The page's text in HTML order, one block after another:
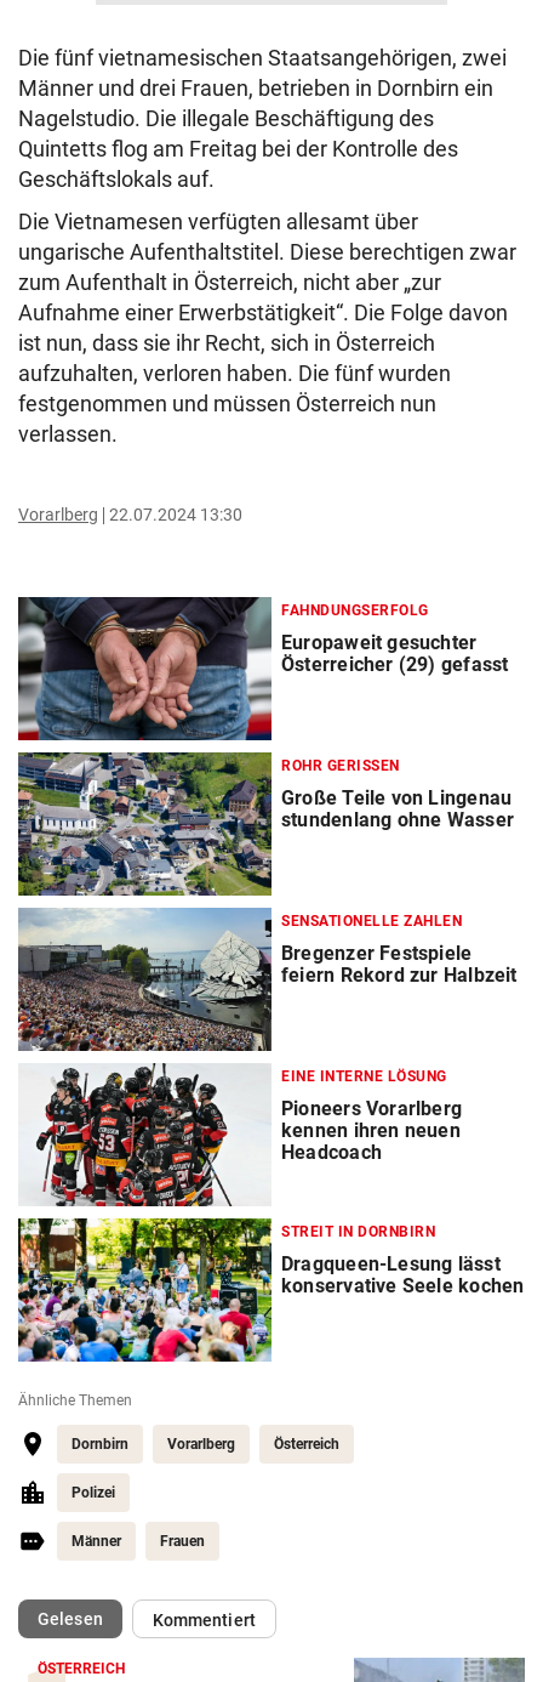
Die fünf vietnamesischen Staatsangehörigen, zwei
Männer und drei Frauen, betrieben in Dornbirn ein
Nagelstudio. Die illegale Beschäftigung des
Quintetts flog am Freitag bei der Kontrolle des
Geschäftslokals auf.
Die Vietnamesen verfügten allesamt über
ungarische Aufenthaltstitel. Diese berechtigen zwar
zum Aufenthalt in Österreich, nicht aber „zur
Aufnahme einer Erwerbstätigkeit“. Die Folge davon
ist nun, dass sie ihr Recht, sich in Österreich
aufzuhalten, verloren haben. Die fünf wurden
festgenommen und müssen Österreich nun
verlassen.
Vorarlberg 22.07.2024 13:30
FAHNDUNGSERFOLG
Europaweit gesuchter
Österreicher (29) gefasst
ROHR GERISSEN
Große Teile von Lingenau
stundenlang ohne Wasser
SENSATIONELLE ZAHLEN
Bregenzer Festspiele
feiern Rekord zur Halbzeit
EINE INTERNE LÖSUNG
Pioneers Vorarlberg
kennen ihren neuen
Headcoach
STREIT IN DORNBIRN
Dragqueen-Lesung lässt
konservative Seele kochen
Ähnliche Themen
Dornbirn Vorarlberg Österreich
Polizei
Männer Frauen
Gelesen(ausgewählt)Kommentiert
ÖSTERREICH